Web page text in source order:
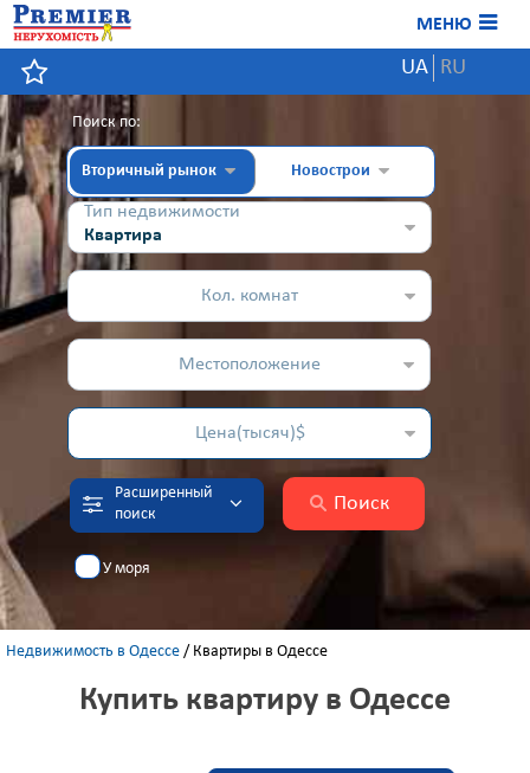
МЕНЮ
UA RU
Поиск по:
Вторичный рынок Новострои
Квартира
Тип недвижимости
Кол. комнат
Местоположение
Цена(тысяч)$
Поиск
Расширенный
поиск
У моря
Недвижимость в Одессе / Квартиры в Одессе
Купить квартиру в Одессе